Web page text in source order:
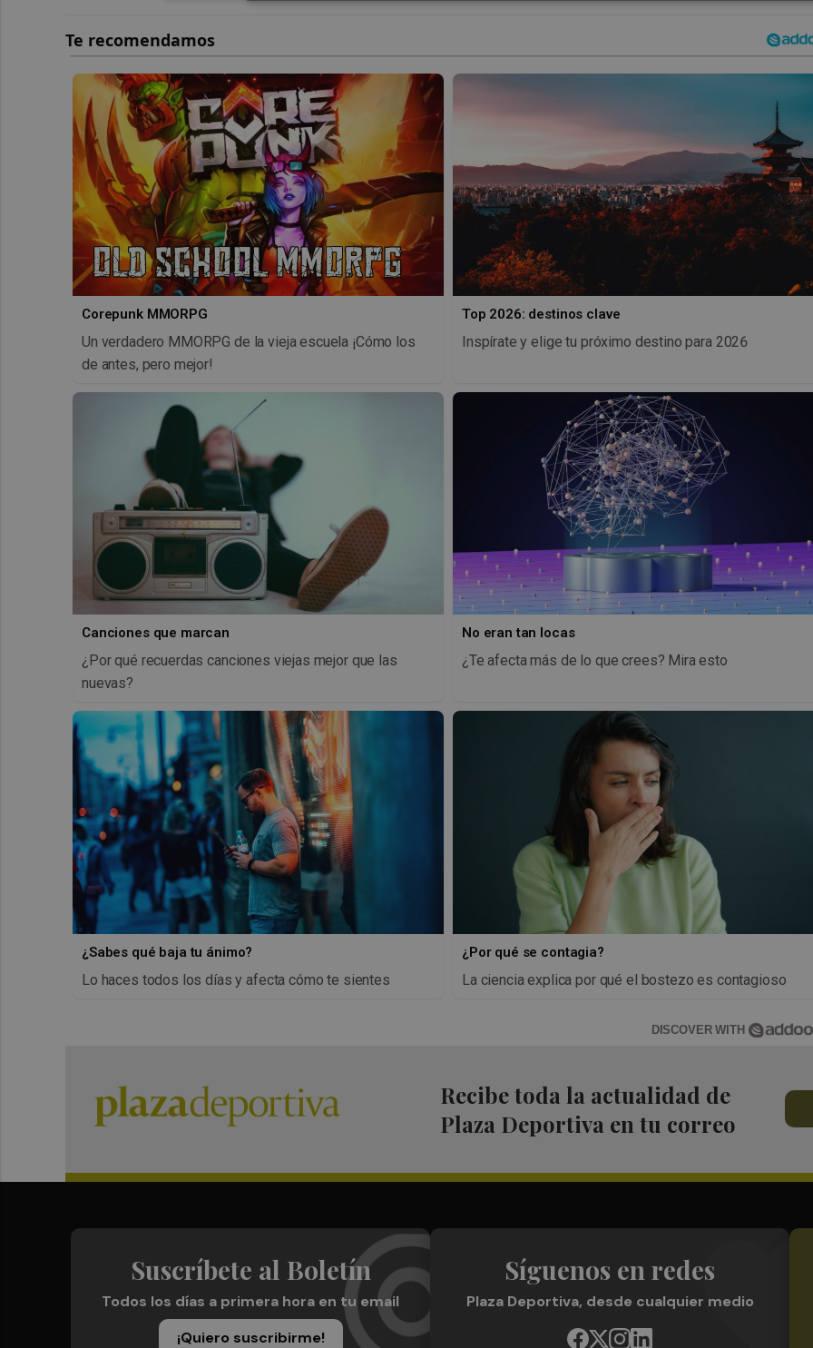
Corepunk MMORPG
Un verdadero MMORPG de la vieja escuela ¡Cómo los
de antes, pero mejor!
Top 2026: destinos clave
Inspírate y elige tu próximo destino para 2026
Canciones que marcan
¿Por qué recuerdas canciones viejas mejor que las
nuevas?
No eran tan locas
¿Te afecta más de lo que crees? Mira esto
¿Sabes qué baja tu ánimo?
Lo haces todos los días y afecta cómo te sientes
¿Por qué se contagia?
La ciencia explica por qué el bostezo es contagioso
DISCOVER WITH
Recibe toda la actualidad de
Plaza Deportiva en tu correo
Suscríbete al Boletín
Todos los días a primera hora en tu email
¡Quiero suscribirme!
Síguenos en redes
Plaza Deportiva, desde cualquier medio